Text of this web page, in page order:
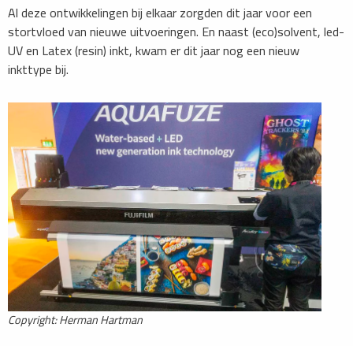
Al deze ontwikkelingen bij elkaar zorgden dit jaar voor een
stortvloed van nieuwe uitvoeringen. En naast (eco)solvent, led-
UV en Latex (resin) inkt, kwam er dit jaar nog een nieuw
inkttype bij.
Copyright: Herman Hartman